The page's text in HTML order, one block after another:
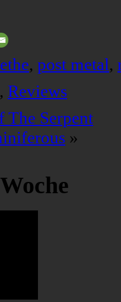
, post metal,
, Reviews
The Serpent
»